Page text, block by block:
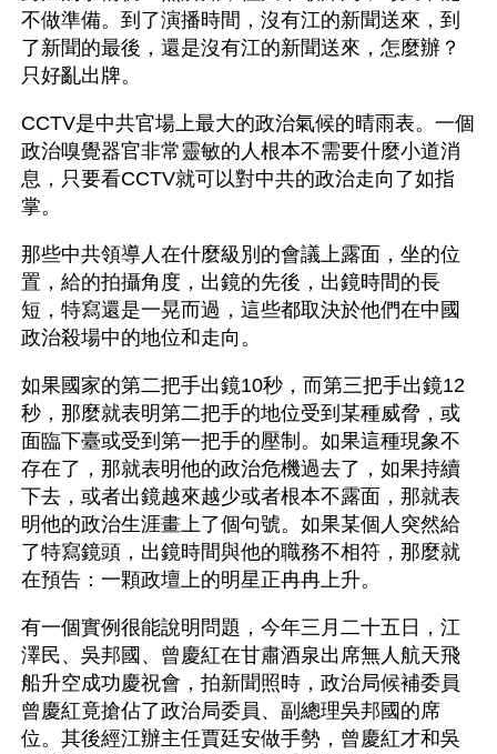
不做準備。到了演播時間，沒有江的新聞送來，到
了新聞的最後，還是沒有江的新聞送來，怎麼辦？
只好亂出牌。
CCTV是中共官場上最大的政治氣候的晴雨表。一個
政治嗅覺器官非常靈敏的人根本不需要什麼小道消
息，只要看CCTV就可以對中共的政治走向了如指
掌。
那些中共領導人在什麼級別的會議上露面，坐的位
置，給的拍攝角度，出鏡的先後，出鏡時間的長
短，特寫還是一晃而過，這些都取決於他們在中國
政治殺場中的地位和走向。
如果國家的第二把手出鏡10秒，而第三把手出鏡12
秒，那麼就表明第二把手的地位受到某種威脅，或
面臨下臺或受到第一把手的壓制。如果這種現象不
存在了，那就表明他的政治危機過去了，如果持續
下去，或者出鏡越來越少或者根本不露面，那就表
明他的政治生涯畫上了個句號。如果某個人突然給
了特寫鏡頭，出鏡時間與他的職務不相符，那麼就
在預告：一顆政壇上的明星正冉冉上升。
有一個實例很能說明問題，今年三月二十五日，江
澤民、吳邦國、曾慶紅在甘肅酒泉出席無人航天飛
船升空成功慶祝會，拍新聞照時，政治局候補委員
曾慶紅竟搶佔了政治局委員、副總理吳邦國的席
位。其後經江辦主任賈廷安做手勢，曾慶紅才和吳